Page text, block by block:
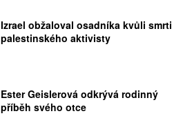
Izrael obžaloval osadníka kvůli smrti
palestinského aktivisty
Ester Geislerová odkrývá rodinný
příběh svého otce